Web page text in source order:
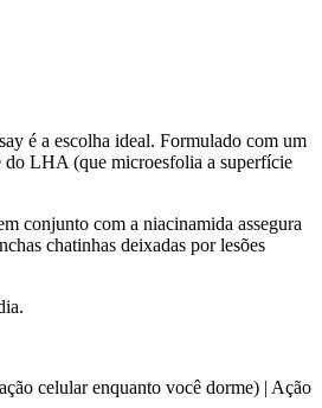
é a escolha ideal. Formulado com um
do LHA (que microesfolia a superfície
conjunto com a niacinamida assegura
chatinhas deixadas por lesões
celular enquanto você dorme) | Ação